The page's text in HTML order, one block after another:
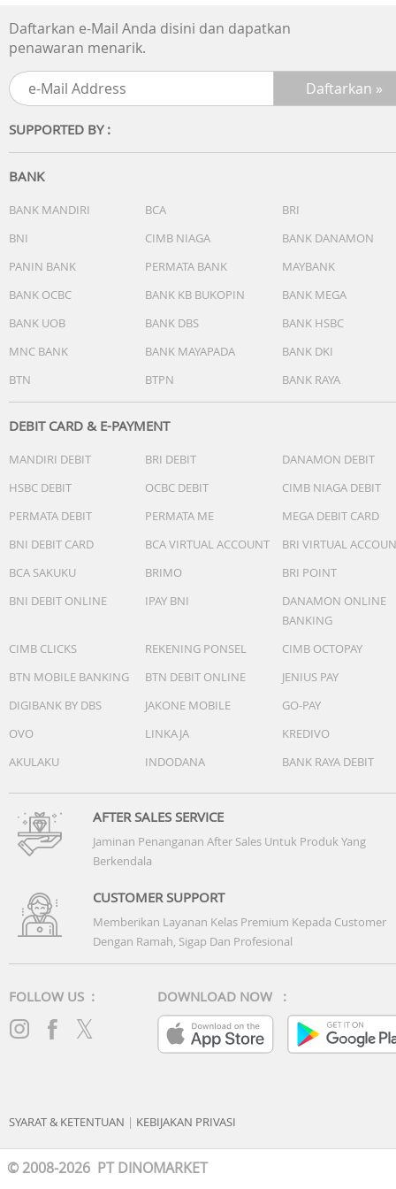
Jam, menit, detik, pm, bulan, tanggal, hari
Garansi Resmi 1 Tahun
Include Box, Jam Tangan, Kartu Garansi, Manual
Daftarkan e-Mail Anda disini dan dapatkan
penawaran menarik.
SUPPORTED BY :
BANK
BANK MANDIRI BCA
BRI
BNI
CIMB NIAGA
BANK DANAMON
PANIN BANK
PERMATA BANK
MAYBANK
BANK OCBC
BANK KB BUKOPIN
BANK MEGA
BANK UOB
BANK DBS
BANK HSBC
MNC BANK
BANK MAYAPADA
BANK DKI
BTN
BTPN BANK RAYA
DEBIT CARD & E-PAYMENT
MANDIRI DEBIT BRI DEBIT
DANAMON DEBIT
HSBC DEBIT
OCBC DEBIT
CIMB NIAGA DEBIT
PERMATA DEBIT
PERMATA ME
MEGA DEBIT CARD
BNI DEBIT CARD
BCA VIRTUAL ACCOUNT
BRI VIRTUAL
BCA SAKUKU
BRIMO
BRI POINT
BNI DEBIT ONLINE
IPAY BNI
DANAMON ONLINE
BANKING
CIMB CLICKS
REKENING PONSEL
CIMB OCTOPAY
BTN MOBILE BANKING
BTN DEBIT ONLINE
JENIUS PAY
DIGIBANK BY DBS
JAKONE MOBILE
GO-PAY
OVO
LINKAJA
KREDIVO
AKULAKU
INDODANA BANK RAYA DEBIT
AFTER SALES SERVICE
Jaminan Penanganan After Sales Untuk Produk Yang
Berkendala
CUSTOMER SUPPORT
Memberikan Layanan Kelas Premium Kepada Customer
Dengan Ramah, Sigap Dan Profesional
FOLLOW US : DOWNLOAD NOW :
SYARAT & KETENTUAN | KEBIJAKAN PRIVASI
© 2008-2026 PT DINOMARKET